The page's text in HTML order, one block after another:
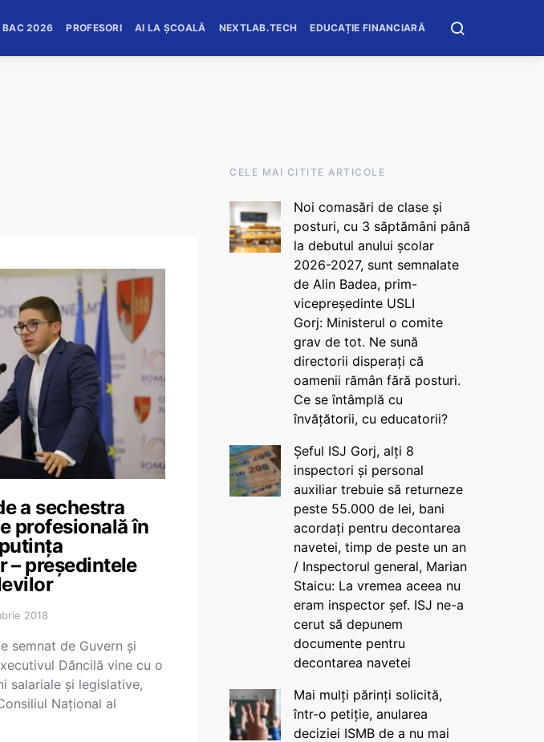
BAC 2026 PROFESORI AI LA ȘCOALĂ NEXTLAB.TECH EDUCAȚIE FINANCIARĂ
a sechestra
profesională în
– președintele
2018
semnat de Guvern și
Dăncilă vine cu o
salariale și legislative,
Național al
CELE MAI CITITE ARTICOLE
Noi comasări de clase și
posturi, cu 3 săptămâni până
la debutul anului școlar
2026-2027, sunt semnalate
de Alin Badea, prim-
vicepreședinte USLI
Gorj: Ministerul o comite
grav de tot. Ne sună
directorii disperați că
oamenii rămân fără posturi.
Ce se întâmplă cu
învățătorii, cu educatorii?
Șeful ISJ Gorj, alți 8
inspectori și personal
auxiliar trebuie să returneze
peste 55.000 de lei, bani
acordați pentru decontarea
navetei, timp de peste un an
/ Inspectorul general, Marian
Staicu: La vremea aceea nu
eram inspector șef. ISJ ne-a
cerut să depunem
documente pentru
decontarea navetei
Mai mulți părinți solicită,
într-o petiție, anularea
deciziei ISMB de a nu mai